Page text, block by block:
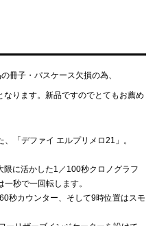
冊子・パスケース欠損の為、
なります。新品ですのでとてもお薦め
「デファイ エルプリメロ21」。
に活かした1／100秒クロノグラフ
秒で一回転します。
秒カウンター、そして9時位置はスモ